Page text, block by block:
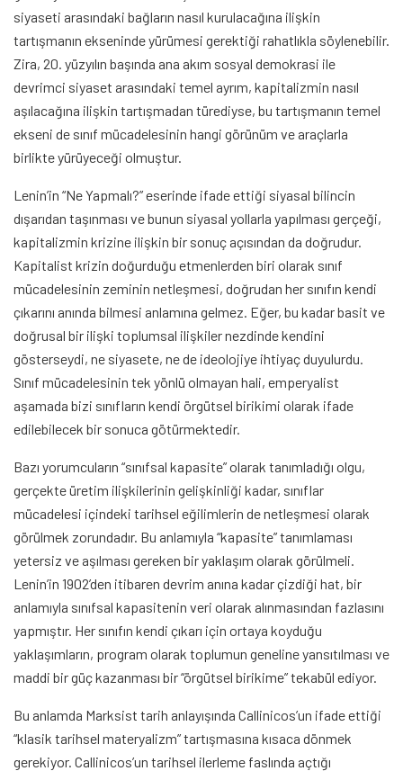
siyaseti arasındaki bağların nasıl kurulacağına ilişkin
tartışmanın ekseninde yürümesi gerektiği rahatlıkla söylenebilir.
Zira, 20. yüzyılın başında ana akım sosyal demokrasi ile
devrimci siyaset arasındaki temel ayrım, kapitalizmin nasıl
aşılacağına ilişkin tartışmadan türediyse, bu tartışmanın temel
ekseni de sınıf mücadelesinin hangi görünüm ve araçlarla
birlikte yürüyeceği olmuştur.
Lenin’in “Ne Yapmalı?” eserinde ifade ettiği siyasal bilincin
dışarıdan taşınması ve bunun siyasal yollarla yapılması gerçeği,
kapitalizmin krizine ilişkin bir sonuç açısından da doğrudur.
Kapitalist krizin doğurduğu etmenlerden biri olarak sınıf
mücadelesinin zeminin netleşmesi, doğrudan her sınıfın kendi
çıkarını anında bilmesi anlamına gelmez. Eğer, bu kadar basit ve
doğrusal bir ilişki toplumsal ilişkiler nezdinde kendini
gösterseydi, ne siyasete, ne de ideolojiye ihtiyaç duyulurdu.
Sınıf mücadelesinin tek yönlü olmayan hali, emperyalist
aşamada bizi sınıfların kendi örgütsel birikimi olarak ifade
edilebilecek bir sonuca götürmektedir.
Bazı yorumcuların “sınıfsal kapasite” olarak tanımladığı olgu,
gerçekte üretim ilişkilerinin gelişkinliği kadar, sınıflar
mücadelesi içindeki tarihsel eğilimlerin de netleşmesi olarak
görülmek zorundadır. Bu anlamıyla “kapasite” tanımlaması
yetersiz ve aşılması gereken bir yaklaşım olarak görülmeli.
Lenin’in 1902’den itibaren devrim anına kadar çizdiği hat, bir
anlamıyla sınıfsal kapasitenin veri olarak alınmasından fazlasını
yapmıştır. Her sınıfın kendi çıkarı için ortaya koyduğu
yaklaşımların, program olarak toplumun geneline yansıtılması ve
maddi bir güç kazanması bir “örgütsel birikime” tekabül ediyor.
Bu anlamda Marksist tarih anlayışında Callinicos’un ifade ettiği
“klasik tarihsel materyalizm” tartışmasına kısaca dönmek
gerekiyor. Callinicos’un tarihsel ilerleme faslında açtığı